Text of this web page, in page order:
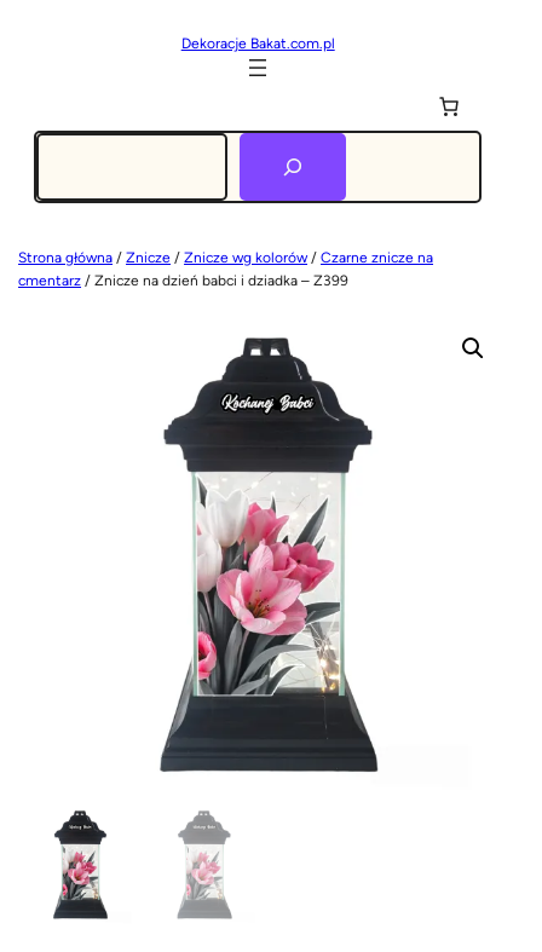
Dekoracje Bakat.com.pl
Szukaj
Strona główna /Znicze /Znicze wg kolorów/Czarne znicze na
cmentarz / Znicze na dzień babci i dziadka – Z399